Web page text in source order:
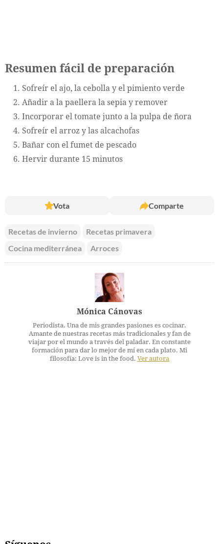
Resumen fácil de preparación
Sofreír el ajo, la cebolla y el pimiento verde
Añadir a la paellera la sepia y remover
Incorporar el tomate junto a la pulpa de ñora
Sofreír el arroz y las alcachofas
Bañar con el fumet de pescado
Hervir durante 15 minutos
Vota Comparte
Recetas de invierno
Recetas primavera
Cocina mediterránea
Arroces
Mónica Cánovas
Periodista. Una de mis grandes pasiones es cocinar.
Amante de nuestras recetas más tradicionales y fan de
viajar por el mundo a través del paladar. En constante
formación para dar lo mejor de mí en cada plato. Mi
filosofía: Love is in the food. Ver autora